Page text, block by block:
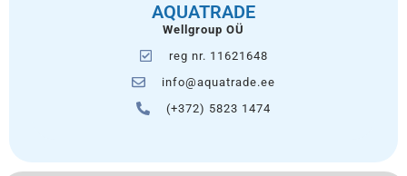
AQUATRADE
Wellgroup OÜ
reg nr. 11621648
info@aquatrade.ee
(+372) 5823 1474